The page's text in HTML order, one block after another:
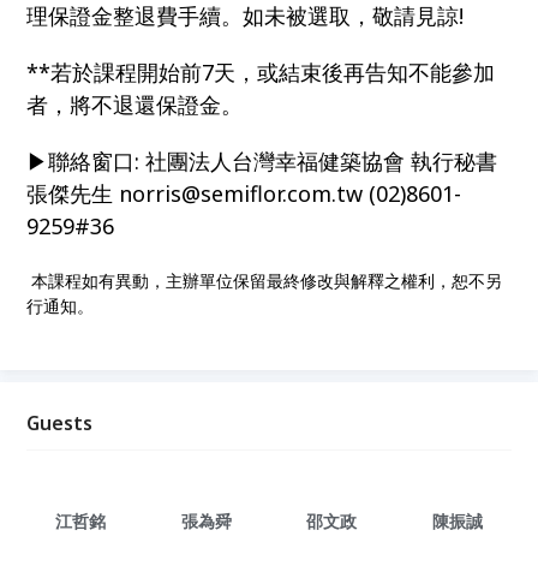
理保證金整退費手續。如未被選取，敬請見諒!
**若於課程開始前7天，或結束後再告知不能參加
者，將不退還保證金。
▶聯絡窗口: 社團法人台灣幸福健築協會 執行秘書
張傑先生 norris@semiflor.com.tw (02)8601-
9259#36
本課程如有異動，主辦單位保留最終修改與解釋之權利，恕不另
行通知。
Guests
江哲銘 張為舜 邵文政 陳振誠